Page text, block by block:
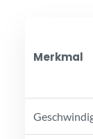
Merkmal